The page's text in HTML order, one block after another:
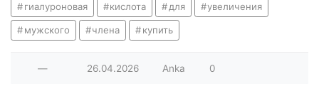
гиалуроновая кислота для увеличения
мужского члена купить
— 26.04.2026 Anka 0